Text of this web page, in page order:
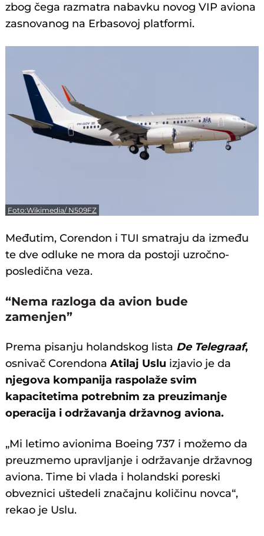
zbog čega razmatra nabavku novog VIP aviona
zasnovanog na Erbasovoj platformi.
Foto:Wikimedia/ N509FZ
Međutim, Corendon i TUI smatraju da između
te dve odluke ne mora da postoji uzročno-
posledična veza.
“Nema razloga da avion bude
zamenjen”
Prema pisanju holandskog lista De Telegraaf,
osnivač CorendonaAtilaj Uslu izjavio je da
njegova kompanija raspolaže svim
kapacitetima potrebnim za preuzimanje
operacija i održavanja državnog aviona.
„Mi letimo avionima Boeing 737 i možemo da
preuzmemo upravljanje i održavanje državnog
aviona. Time bi vlada i holandski poreski
obveznici uštedeli značajnu količinu novca“,
rekao je Uslu.